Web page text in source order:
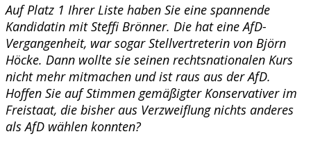
Auf Platz 1 Ihrer Liste haben Sie eine spannende
Kandidatin mit Steffi Brönner. Die hat eine AfD-
Vergangenheit, war sogar Stellvertreterin von Björn
Höcke. Dann wollte sie seinen rechtsnationalen Kurs
nicht mehr mitmachen und ist raus aus der AfD.
Hoffen Sie auf Stimmen gemäßigter Konservativer im
Freistaat, die bisher aus Verzweiflung nichts anderes
als AfD wählen konnten?